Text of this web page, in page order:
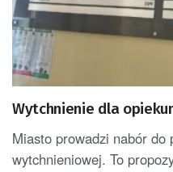
Wytchnienie dla
Miasto prowadzi nabór do
wytchnieniowej. To